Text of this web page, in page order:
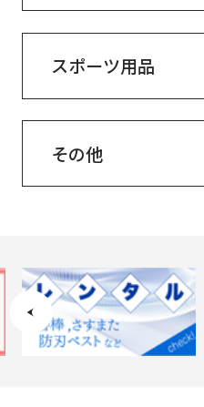
スポーツ用品
その他